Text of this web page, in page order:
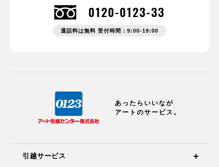
0120-0123-33
通話料は無料 受付時間：9:00-19:00
あったらいいなが
アートのサービス。
引越サービス